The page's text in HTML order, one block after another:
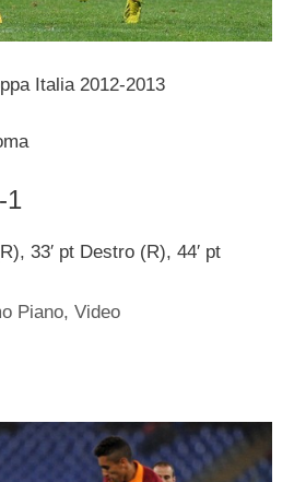
Italia 2012-2013
1
33′ pt Destro (R), 44′ pt
Piano,Video